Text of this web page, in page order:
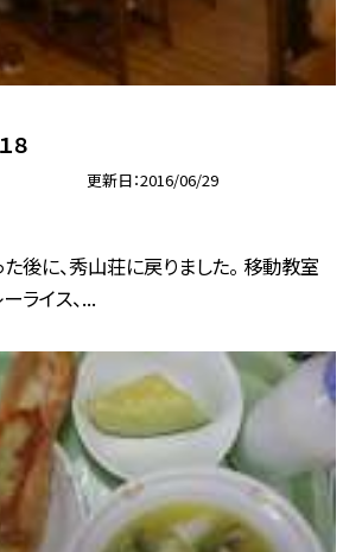
８
更新日 2016/06/29
後に、秀山荘に戻りました。 移動教室
ライス、...